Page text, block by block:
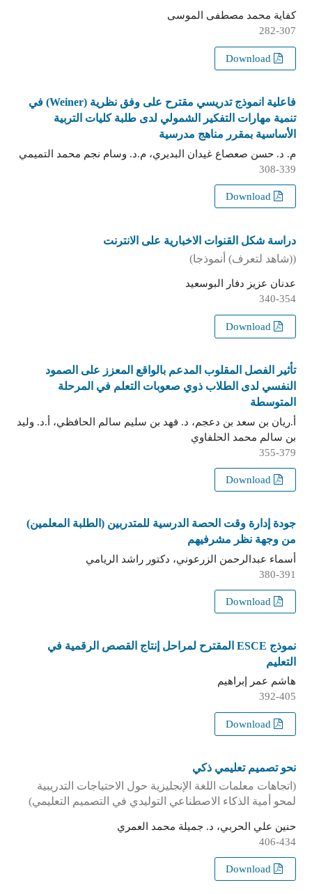
كفاية محمد مصطفى الموسى
282-307
فاعلية انموذج تدريسي مقترح على وفق نظرية (Weiner) في
تنمية مهارات التفكير الشمولي لدى طلبة كليات التربية
الأساسية بمقرر مناهج مدرسية
م. د. حسن صعصاع غيدان البديري، م.د. وسام نجم محمد التميمي
308-339
Download
دراسة شكل القنوات الاخبارية على الانترنت
((شاهد لتعرف) أنموذجا)
عدنان عزيز دفار البوسعيد
340-354
تأثير الفصل المقلوب المدعم بالواقع المعزز على الصمود
النفسي لدى الطلاب ذوي صعوبات التعلم في المرحلة
المتوسطة
أ.ريان بن سعد بن دعجم، د. فهد بن سليم سالم الحافظي، أ.د. وليد
بن سالم محمد الحلفاوي
355-379
جودة إدارة وقت الحصة الدرسية للمتدربين (الطلبة المعلمين)
من وجهة نظر مشرفيهم
أسماء عبدالرحمن الزرعوني، دكتور راشد الريامي
380-391
Download
نموذج ESCE المقترح لمراحل إنتاج القصص الرقمية في
التعليم
هاشم عمر إبراهيم
392-405
نحو تصميم تعليمي ذكي
(اتجاهات معلمات اللغة الإنجليزية حول الاحتياجات التدريبية
لمحو أمية الذكاء الاصطناعي التوليدي في التصميم التعليمي)
حنين علي الحربي، د. جميلة محمد العمري
406-434
Download